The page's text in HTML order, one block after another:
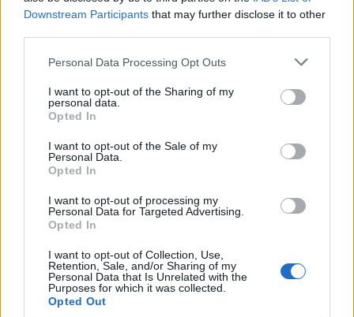
Downstream Participants that may further disclose it to other
Please note that this website/app uses one or more Google
not limited to your visit or usage behaviour. You may click to
grant or deny consent to Google and its third-party tags to
use your data for below specified purposes in below Google
consent section.
Personal Data Processing Opt Outs
I want to opt-out of the Sharing of my
personal data.
Opted In
I want to opt-out of the Sale of my
Personal Data.
Opted In
I want to opt-out of processing my
Personal Data for Targeted Advertising.
Opted In
I want to opt-out of Collection, Use,
Retention, Sale, and/or Sharing of my
Personal Data that Is Unrelated with the
Purposes for which it was collected.
Opted Out
bevándorlás biztonsági kockázataira
figyelmeztetnek a titkosszolgálatok
Heaven Street Seven: nézz vissza, és nézd
vissza!
LIFESTYLE 5 órája